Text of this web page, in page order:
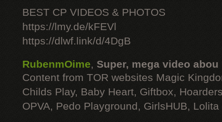
BEST CP VIDEOS & PHOTOS
https://lmy.de/kFEVl
https://dlwf.link/d/4DgB
RubenmOime, Super, mega video abou
Content from TOR websites Magic
Childs Play, Baby Heart, Giftbox,
OPVA, Pedo Playground, GirlsHUB, Lolita